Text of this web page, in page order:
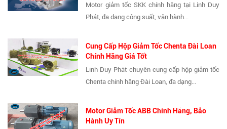
Motor giảm tốc SKK chính hãng tại Linh Duy
Phát, đa dạng công suất, vận hành...
Cung Cấp Hộp Giảm Tốc Chenta Đài Loan
Chính Hãng Giá Tốt
Linh Duy Phát chuyên cung cấp hộp giảm tốc
Chenta chính hãng Đài Loan, đa dạng...
Motor Giảm Tốc ABB Chính Hãng, Bảo
Hành Uy Tín